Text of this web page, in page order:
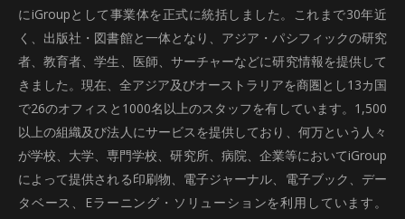
にiGroupとして事業体を正式に統括しました。これまで30年近
く、出版社・図書館と一体となり、アジア・パシフィックの研究
者、教育者、学生、医師、サーチャーなどに研究情報を提供して
きました。現在、全アジア及びオーストラリアを商圏とし13カ国
で26のオフィスと1000名以上のスタッフを有しています。1,500
以上の組織及び法人にサービスを提供しており、何万という人々
が学校、大学、専門学校、研究所、病院、企業等においてiGroup
によって提供される印刷物、電子ジャーナル、電子ブック、デー
タベース、Eラーニング・ソリューションを利用しています。